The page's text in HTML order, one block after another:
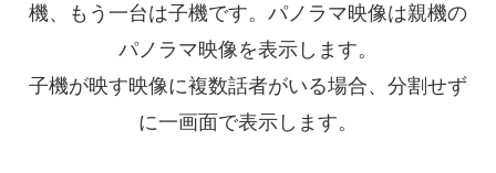
機、もう一台は子機です。パノラマ映像は親機の
パノラマ映像を表示します。
子機が映す映像に複数話者がいる場合、分割せず
に一画面で表示します。